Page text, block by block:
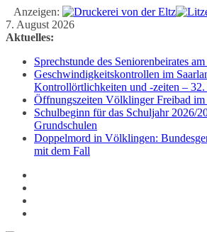
Anzeigen:
Zum
Inhalt
7. August 2026
Aktuelles:
Sprechstunde des Seniorenbeirates
Geschwindigkeitskontrollen im
Kontrollörtlichkeiten und -zeiten –
Öffnungszeiten Völklinger Freibad im
Schulbeginn für das Schuljahr 2026/
Grundschulen
Doppelmord in Völklingen:
mit dem Fall